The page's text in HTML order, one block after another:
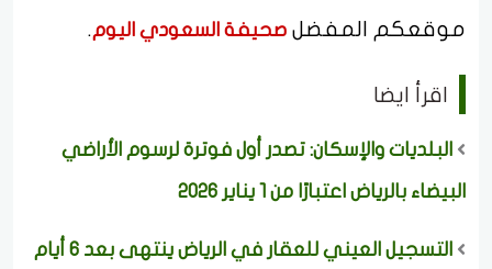
موقعكم المفضل صحيفة السعودي اليوم.
اقرأ ايضا
البلديات والإسكان: تصدر أول فوترة لرسوم الأراضي
البيضاء بالرياض اعتبارًا من 1 يناير 2026
التسجيل العيني للعقار في الرياض ينتهى بعد 6 أيام